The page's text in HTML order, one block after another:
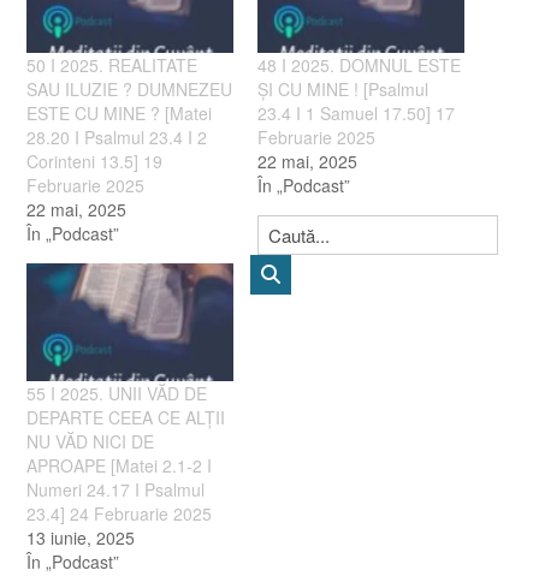
50 I 2025. REALITATE
SAU ILUZIE ? DUMNEZEU
ESTE CU MINE ? [Matei
28.20 I Psalmul 23.4 I 2
Corinteni 13.5] 19
Februarie 2025
22 mai, 2025
În „Podcast”
48 I 2025. DOMNUL ESTE
ȘI CU MINE ! [Psalmul
23.4 I 1 Samuel 17.50] 17
Februarie 2025
22 mai, 2025
În „Podcast”
55 I 2025. UNII VĂD DE
DEPARTE CEEA CE ALȚII
NU VĂD NICI DE
APROAPE [Matei 2.1-2 I
Numeri 24.17 I Psalmul
23.4] 24 Februarie 2025
13 iunie, 2025
În „Podcast”